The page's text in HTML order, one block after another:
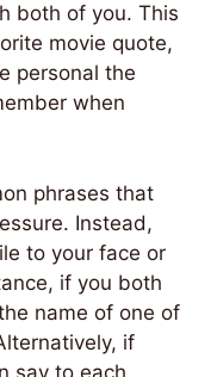
both of you. This
movie quote,
personal the
when
phrases that
Instead,
to your face or
if you both
name of one of
if
say to each